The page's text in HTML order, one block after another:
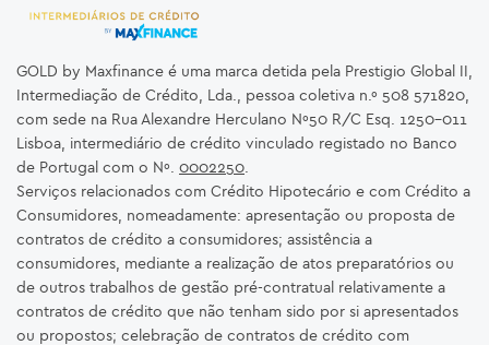
GOLD by Maxfinance é uma marca detida pela Prestigio Global II,
Intermediação de Crédito, Lda., pessoa coletiva n.º 508 571820,
com sede na Rua Alexandre Herculano Nº50 R/C Esq. 1250-011
Lisboa, intermediário de crédito vinculado registado no Banco
de Portugal com o Nº. 0002250.
Serviços relacionados com Crédito Hipotecário e com Crédito a
Consumidores, nomeadamente: apresentação ou proposta de
contratos de crédito a consumidores; assistência a
consumidores, mediante a realização de atos preparatórios ou
de outros trabalhos de gestão pré-contratual relativamente a
contratos de crédito que não tenham sido por si apresentados
ou propostos; celebração de contratos de crédito com